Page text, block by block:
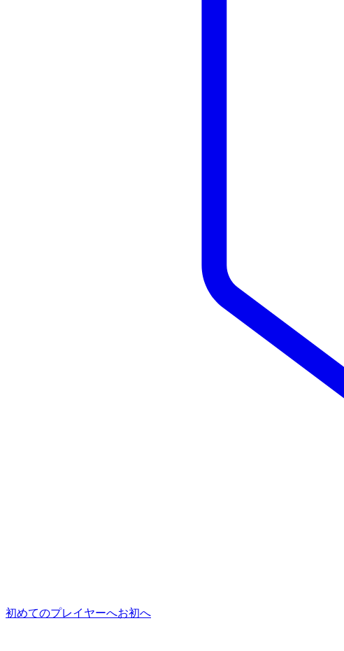
初めてのプレイヤーへお初へ